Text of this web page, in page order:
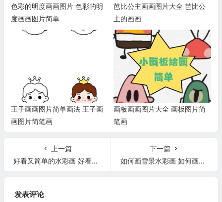
色彩的明度画画图片 色彩的明
度画画图片简单
芭比公主画画图片大全 芭比公
主的画画
王子画画图片简单画法 王子画
画图片简笔画
画板画画图片大全 画板图片简
笔画
上一篇
好看又简单的水彩画 好看又简单的水彩画风景教程
下一篇
如何画雪景水彩画 如何画雪景水彩画简单
发表评论